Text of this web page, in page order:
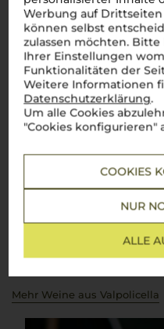
Werbung auf
können selbst
zulassen möchten. Bitte
Ihrer Einstellungen
Funktionalitäten der
Weitere Informationen
Datenschutzerklärung.
Um alle Cookies
"Cookies konfigurieren"
COOKIES
NUR
ALLE
Über die Region
Valpolicella
Die vielseitige Weinregion
Valpolicella, eine der
Norditaliens, liegt nördlich
ihrer malerischen
Lessinischen Alpen und
berühmt für ihre
hin zu den kraftvollen
Glas Amarone oder
wider,
dieser einzigartigen Region.
Risotto oder einem saftigen
Mehr Weine aus Valpolicella